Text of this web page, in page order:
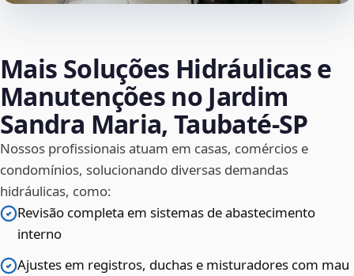
Mais Soluções Hidráulicas e
Manutenções no Jardim
Sandra Maria, Taubaté‑SP
Nossos profissionais atuam em casas, comércios e
condomínios, solucionando diversas demandas
hidráulicas, como:
Revisão completa em sistemas de abastecimento
interno
Ajustes em registros, duchas e misturadores com mau